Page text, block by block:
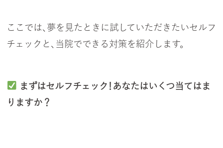
ここでは、夢を見たときに試していただきたいセルフ
チェックと、当院でできる対策を紹介します。
まずはセルフチェック！あなたはいくつ当てはま
りますか？